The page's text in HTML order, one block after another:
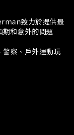
致力於提供最
和意外的問題
警察、戶外運動玩